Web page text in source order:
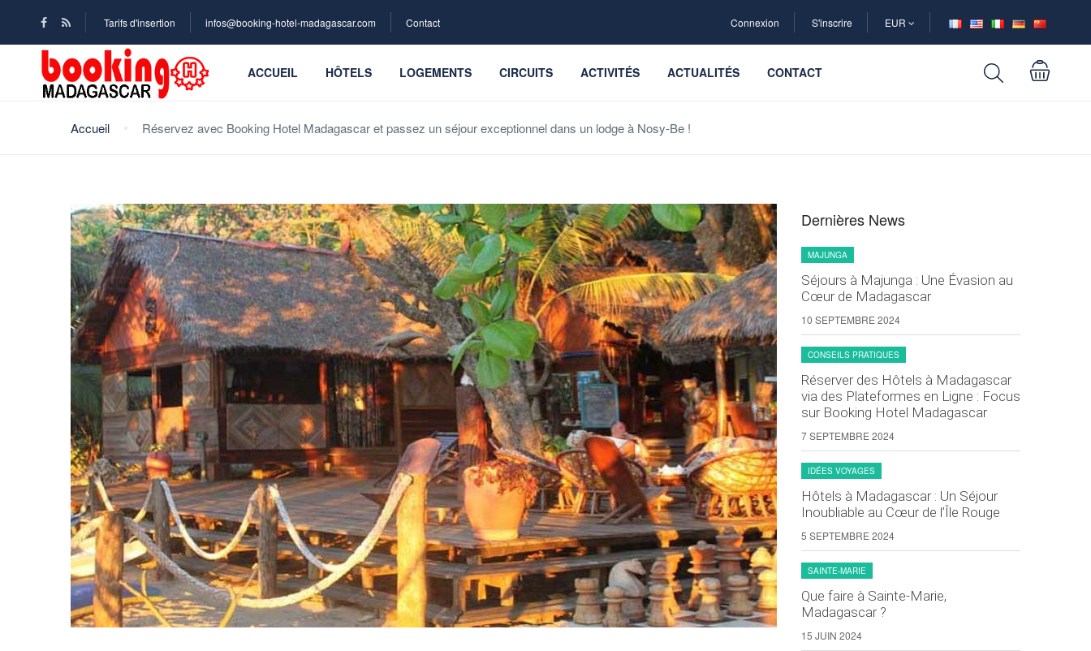
Tarifs d'insertion infos@booking-hotel-madagascar.com Contact Connexion S'inscrire EUR
ACCUEIL HÔTELS LOGEMENTS CIRCUITS ACTIVITÉS ACTUALITÉS CONTACT
Accueil Réservez avec Booking Hotel Madagascar et passez un séjour exceptionnel dans un lodge à Nosy-Be !
Dernières News
MAJUNGA
Séjours à Majunga : Une Évasion au
Cœur de Madagascar
10 SEPTEMBRE 2024
CONSEILS PRATIQUES
Réserver des Hôtels à Madagascar
via des Plateformes en Ligne : Focus
sur Booking Hotel Madagascar
7 SEPTEMBRE 2024
IDÉES VOYAGES
Hôtels à Madagascar : Un Séjour
Inoubliable au Cœur de l’Île Rouge
5 SEPTEMBRE 2024
SAINTE-MARIE
Que faire à Sainte-Marie,
Madagascar ?
15 JUIN 2024